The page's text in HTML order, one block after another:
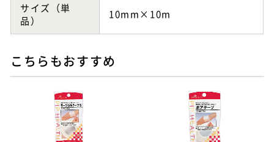
サイズ（単
品）
10mm×10m
こちらもおすすめ